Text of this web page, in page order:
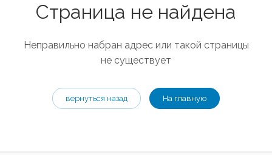
Страница не найдена
Неправильно набран адрес или такой страницы
не существует
вернуться назад На главную